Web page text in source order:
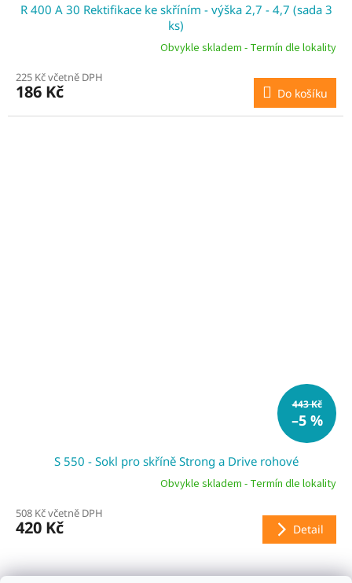
R 400 A 30 Rektifikace ke skříním - výška 2,7 - 4,7 (sada 3
ks)
Obvykle skladem - Termín dle lokality
225 Kč včetně DPH
186 Kč Do košíku
443 Kč
–5 %
S 550 - Sokl pro skříně Strong a Drive rohové
Obvykle skladem - Termín dle lokality
508 Kč včetně DPH
420 Kč Detail